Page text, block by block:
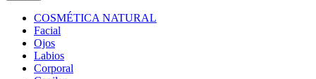
COSMÉTICA NATURAL
Facial
Ojos
Labios
Corporal